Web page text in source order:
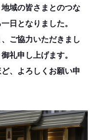
域の皆さまとのつな
日となりました。
ご協力いただきまし
礼申し上げます。
、よろしくお願い申